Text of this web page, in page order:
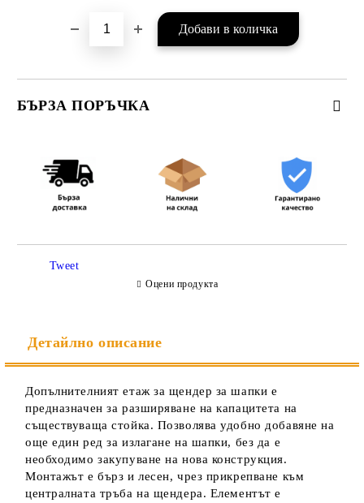
БЪРЗА ПОРЪЧКА
Tweet
Оцени продукта
Детайлно описание
Допълнителният етаж за щендер за шапки е
предназначен за разширяване на капацитета на
съществуваща стойка. Позволява удобно добавяне на
още един ред за излагане на шапки, без да е
необходимо закупуване на нова конструкция.
Монтажът е бърз и лесен, чрез прикрепване към
централната тръба на щендера. Елементът е